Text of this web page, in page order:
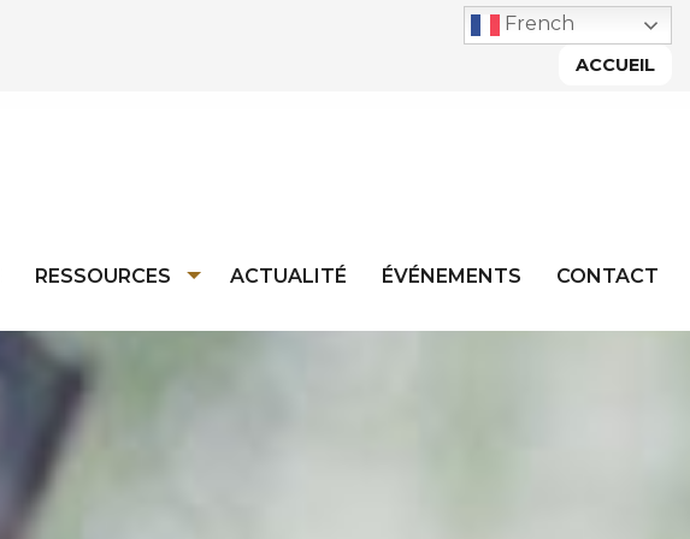
French
ACCUEIL
RESSOURCES ACTUALITÉ ÉVÉNEMENTS CONTACT